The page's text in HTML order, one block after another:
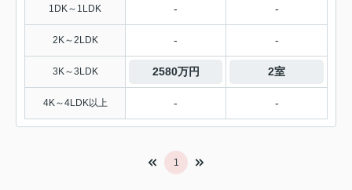
1DK～1LDK - -
2K～2LDK - -
3K～3LDK 2580万円 2室
4K～4LDK以上 - -
1